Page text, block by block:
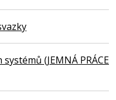
(JEMNÁ PRÁCE